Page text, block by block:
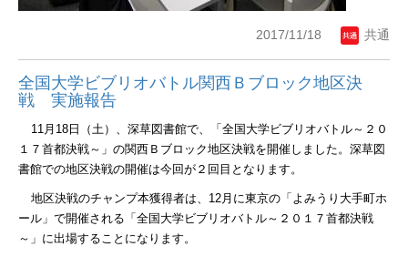
2017/11/18 共通
全国大学ビブリオバトル関西Ｂブロック地区決
戦 実施報告
11 月 18 日（土）、深草図書館で、「全国大学ビブリオバトル～２０
１７首都決戦～」の関西Ｂブロック地区決戦を開催しました。深草図
書館での地区決戦の開催は今回が２回目となります。
地区決戦のチャンプ本獲得者は、 12 月に東京の「よみうり大手町ホ
ール」で開催される「全国大学ビブリオバトル～２０１７首都決戦
～」に出場することになります。